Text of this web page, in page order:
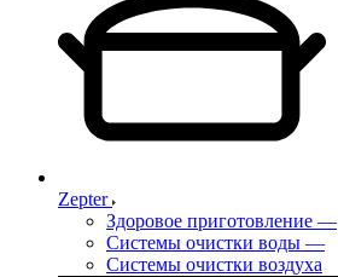
Zepter
Здоровое приготовление —
Системы очистки воды —
Системы очистки воздуха